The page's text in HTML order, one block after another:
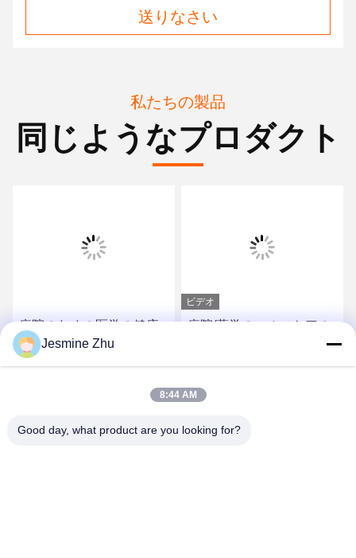
送りなさい
私たちの製品
同じようなプロダクト
病院のための医学の健康
のキオスク/ヘルスケアの
キオスク、LKSによるセ
最もよい価格を得なさい
ビデオ
病院/薬学のヘルスケアの
キオスク/医療のキオスク
は標準ヨーロッパMDDお
る優雅な設計合わせます
最もよい価格を得なさい
Jesmine Zhu
8:44 AM
Good day, what product are you looking for?